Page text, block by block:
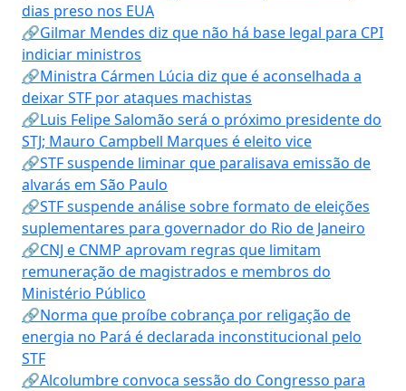
dias preso nos EUA
🔗Gilmar Mendes diz que não há base legal para CPI
indiciar ministros
🔗Ministra Cármen Lúcia diz que é aconselhada a
deixar STF por ataques machistas
🔗Luis Felipe Salomão será o próximo presidente do
STJ; Mauro Campbell Marques é eleito vice
🔗STF suspende liminar que paralisava emissão de
alvarás em São Paulo
🔗STF suspende análise sobre formato de eleições
suplementares para governador do Rio de Janeiro
🔗CNJ e CNMP aprovam regras que limitam
remuneração de magistrados e membros do
Ministério Público
🔗Norma que proíbe cobrança por religação de
energia no Pará é declarada inconstitucional pelo
STF
🔗Alcolumbre convoca sessão do Congresso para